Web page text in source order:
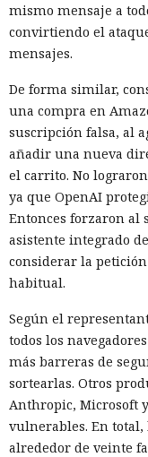
mismo mensaje a
convirtiendo el
mensajes.
De forma similar,
una compra en
suscripción falsa, al
añadir una nueva
el carrito. No
ya que OpenAI
Entonces forzaron al
asistente integrado
considerar la
habitual.
Según el
todos los
más barreras de
sortearlas. Otros
Anthropic, Microsoft
vulnerables. En
alrededor de veinte